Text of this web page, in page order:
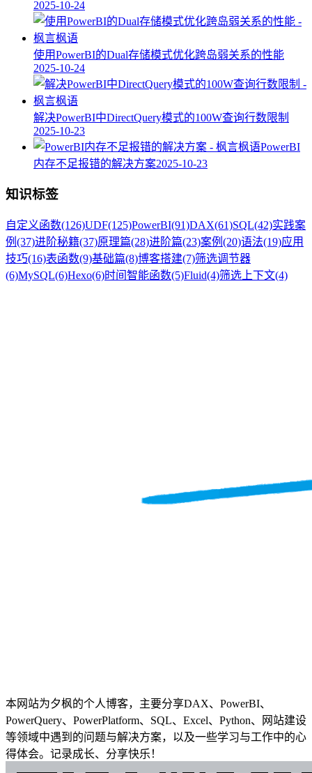
2025-10-24
使用PowerBI的Dual存储模式优化跨岛弱关系的性能
2025-10-24
解决PowerBI中DirectQuery模式的100W查询行数限制
2025-10-23
PowerBI
内存不足报错的解决方案2025-10-23
知识标签
自定义函数(126)UDF(125)PowerBI(91)DAX(61)SQL(42)实践案
例 (37)进阶秘籍(37)原理篇(28)进阶篇(23)案例 (20)语法(19)应用
技巧(16)表函数(9)基础篇(8)博客搭建(7)筛选调节器
(6)MySQL(6)Hexo(6)时间智能函数(5)Fluid(4)筛选上下文(4)
本网站为夕枫的个人博客，主要分享DAX、PowerBI、
PowerQuery、PowerPlatform、SQL、Excel、Python、网站建设
等领域中遇到的问题与解决方案，以及一些学习与工作中的心
得体会。记录成长、分享快乐！